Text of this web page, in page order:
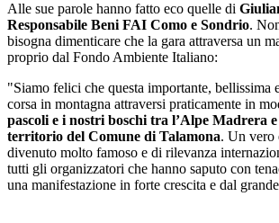
Alle sue parole hanno fatto eco quelle di
Responsabile Beni FAI Como e Sondrio.
bisogna dimenticare che la gara attraversa un
proprio dal Fondo Ambiente Italiano:
"Siamo felici che questa importante, bellissima
corsa in montagna attraversi praticamente in
pascoli e i nostri boschi tra l’Alpe Madrera
territorio del Comune di Talamona. Un vero
divenuto molto famoso e di rilevanza
tutti gli organizzatori che hanno saputo con
una manifestazione in forte crescita e dal